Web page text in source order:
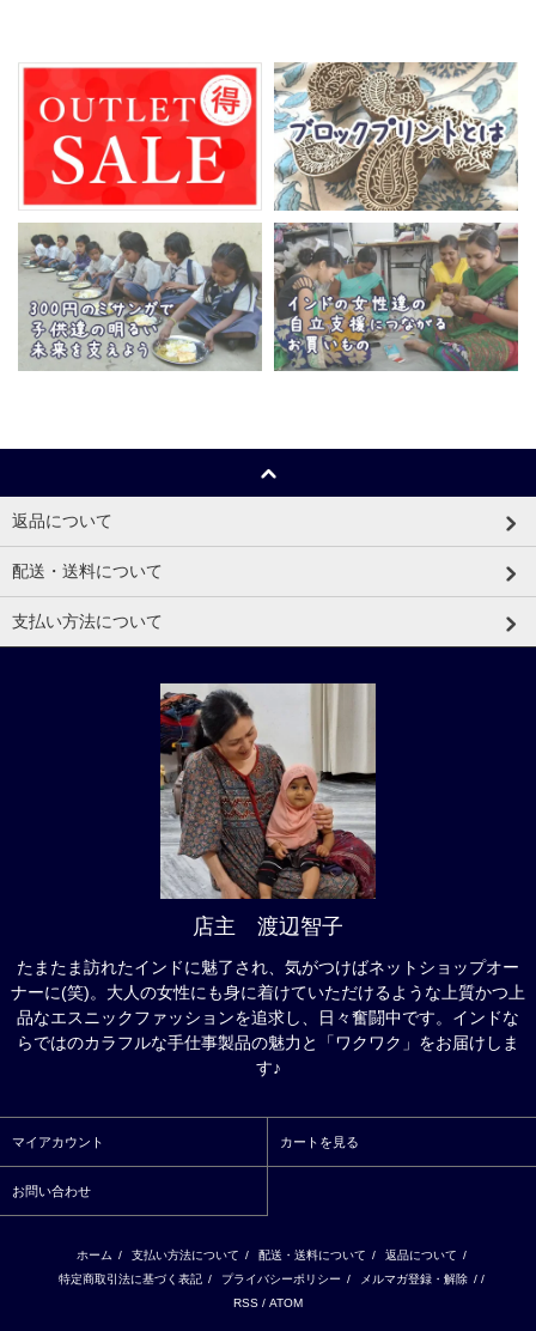
返品について
配送・送料について
支払い方法について
店主 渡辺智子
たまたま訪れたインドに魅了され、気がつけばネットショップオー
ナーに(笑)。大人の女性にも身に着けていただけるような上質かつ上
品なエスニックファッションを追求し、日々奮闘中です。インドな
らではのカラフルな手仕事製品の魅力と「ワクワク」をお届けしま
す♪
マイアカウント カートを見る
お問い合わせ
ホーム / 支払い方法について / 配送・送料について / 返品について /
特定商取引法に基づく表記 / プライバシーポリシー / メルマガ登録・解除 / /
RSS / ATOM